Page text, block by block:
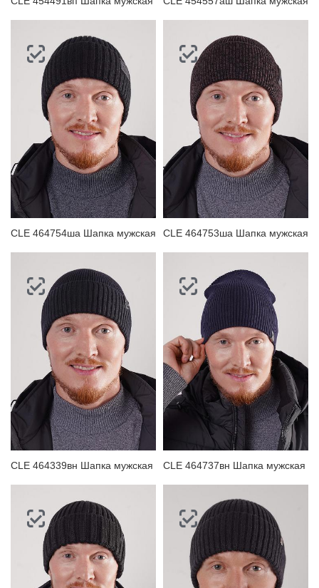
CLE 464754ша Шапка мужская CLE 464753ша Шапка мужская
CLE 464339вн Шапка мужская CLE 464737вн Шапка мужская